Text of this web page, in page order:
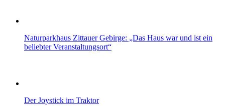
Naturparkhaus Zittauer Gebirge: „Das Haus war und ist ein
beliebter Veranstaltungsort“
Der Joystick im Traktor